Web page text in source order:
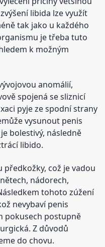
libida lze využít
tak jako u každého
je třeba tuto
k možným
anomálií,
spojená se sliznicí
pyje ze spodní strany
vysunout penis
bolestivý, následně
libido.
předkožky, což je vadou
nádorech,
tohoto zúžení
nevybaví penis
pokusech postupně
Z důvodů
do chovu.